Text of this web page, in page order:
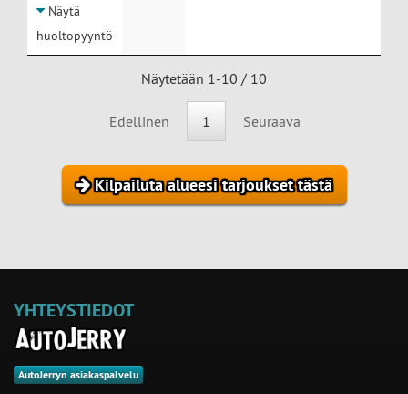
Näytä
huoltopyyntö
Näytetään 1-10 / 10
Edellinen 1 Seuraava
Kilpailuta alueesi tarjoukset tästä
YHTEYSTIEDOT
AutoJerryn asiakaspalvelu